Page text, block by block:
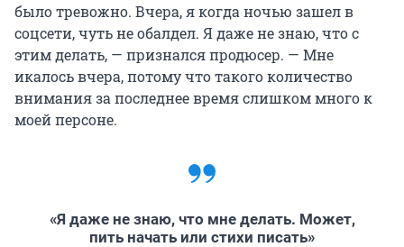
было тревожно. Вчера, я когда ночью зашел в
соцсети, чуть не обалдел. Я даже не знаю, что с
этим делать, — признался продюсер. — Мне
икалось вчера, потому что такого количество
внимания за последнее время слишком много к
моей персоне.
«Я даже не знаю, что мне делать. Может,
пить начать или стихи писать»